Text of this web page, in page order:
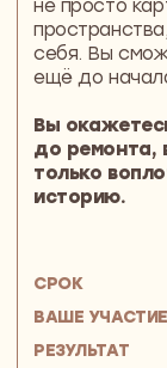
Большая
в котором все
на создание
жизни
ПЯТИКОМНАТНАЯ